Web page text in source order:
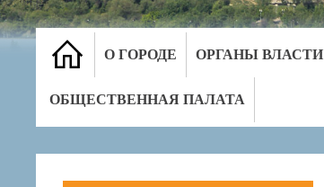
О ГОРОДЕ ОРГАНЫ ВЛАСТИ
ОБЩЕСТВЕННАЯ ПАЛАТА